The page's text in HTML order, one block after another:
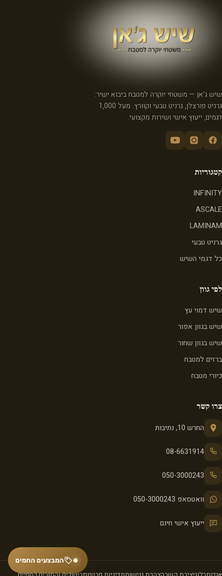
שיש ג'אן — משטחי יוקרה למטבח ביבוא ישיר:
גרניט פורצלן, גרניט טבעי וקוורץ. מעל 1,000
דגמים, ייעוץ אישי ושירות מקצועי.
קטגוריות
INFINITY
ASCALE
LAMINAM
גרניט טבעי
כל דגמי השיש
לפי גוון
שיש דמוי עץ
שיש בגוון אפור
שיש בגוון שחור
ברזים למטבח
כיורי מטבח
צרו קשר
החרש 10, נתיבות
08-6631914
050-3000243
וואטסאפ 050-3000243
ייעוץ אישי חינם
המבצעים החמים